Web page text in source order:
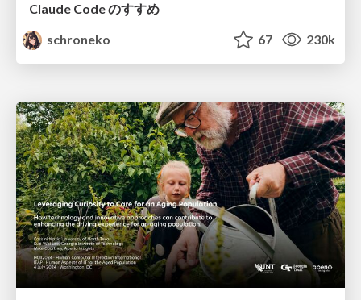
Claude Code のすすめ
schroneko
67 230k